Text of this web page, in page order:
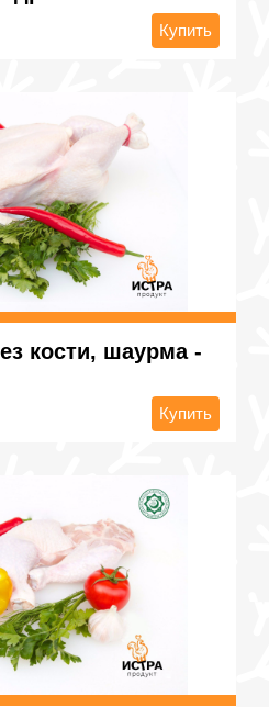
Купить
кости, шаурма -
Купить